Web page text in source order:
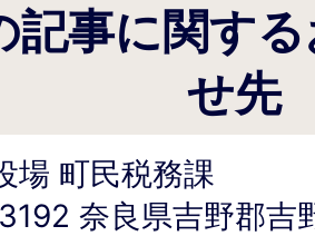
記事に関す
せ先
場 町民税務課
奈良県吉野郡吉